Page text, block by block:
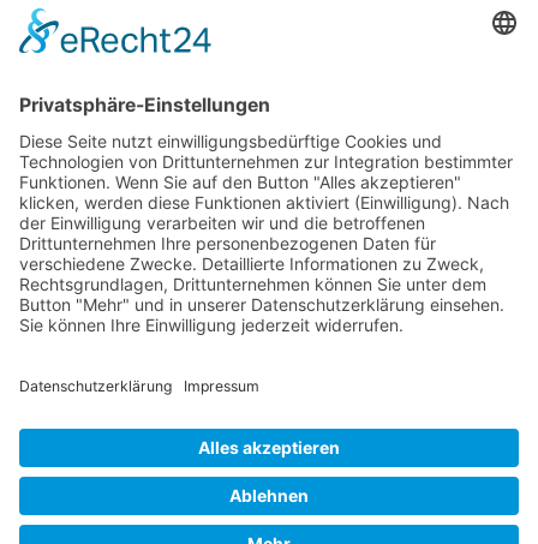
KATEGORIEN: Indie
album
bonaparte fuck your accent
The Return of Stravinsky Wellington
VORHERIGER BEITRAG
Woman: Marvelous City
NÄCHSTER BEITRAG
The Pains Of Being Pure At Heart: The Echo Of